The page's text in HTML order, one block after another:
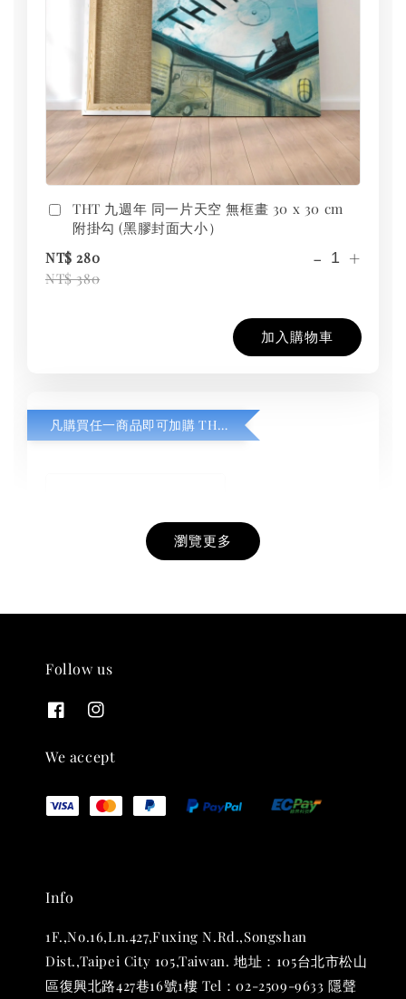
THT 九週年 同一片天空 無框畫 30 x 30 cm
附掛勾 (黑膠封面大小）
NT$ 280
NT$ 380
- +
加入購物車
凡購買任一商品即可加購 THT 九週年紀念 T-shirt
THT 九週年紀念 T-shirt
NT$ 880
加入購物車
瀏覽更多
Follow us
We accept
Info
1F.,No.16,Ln.427,Fuxing N.Rd.,Songshan
Dist.,Taipei City 105,Taiwan. 地址：105台北市松山
區復興北路427巷16號1樓 Tel：02-2509-9633 隱聲